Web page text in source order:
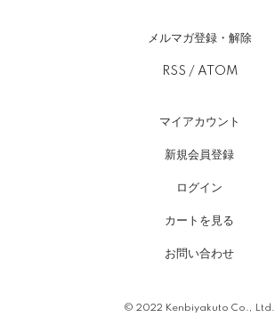
メルマガ登録・解除
RSS / ATOM
マイアカウント
新規会員登録
ログイン
カートを見る
お問い合わせ
© 2022 Kenbiyakuto Co., Ltd.